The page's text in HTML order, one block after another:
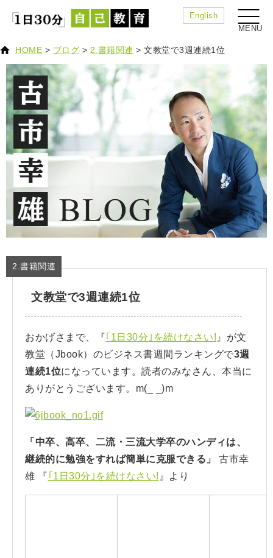
English
HOME > ブログ > 2.書籍関連 > 文教堂で3週連続1位
2.書籍関連
文教堂で3週連続1位
おかげさまで、『｢1日30分｣を続けなさい! 』が文
教堂（Jbook）のビジネス書週間ランキングで3週
連続1位になっています。読者のみなさん、本当に
ありがとうございます。m(_ _)m
「中卒、高卒、二流・三流大学卒のハンディは、
継続的に勉強をすれば簡単に克服できる」
古市幸
雄 『 ｢1日30分｣を続けなさい! 』より